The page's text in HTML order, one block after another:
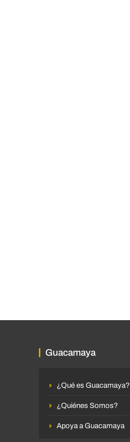
Guacamaya
¿Qué es Guacamaya?
¿Quiénes Somos?
Apoya a Guacamaya